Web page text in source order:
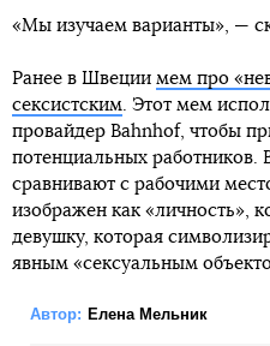
«Мы изучаем варианты», —
Ранее в Швеции мем про
сексистским. Этот мем
провайдер Bahnhof, чтобы
потенциальных работников.
сравнивают с рабочими
изображен как «личность»,
девушку, которая
явным «сексуальным
Автор: Елена Мельник